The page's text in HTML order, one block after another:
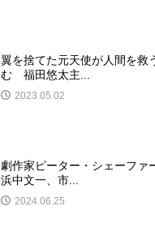
翼を捨てた元天使が人間を救
む 福田悠太主...
2023.05.02
劇作家ピーター・シェーファ
浜中文一、市...
2024.06.25